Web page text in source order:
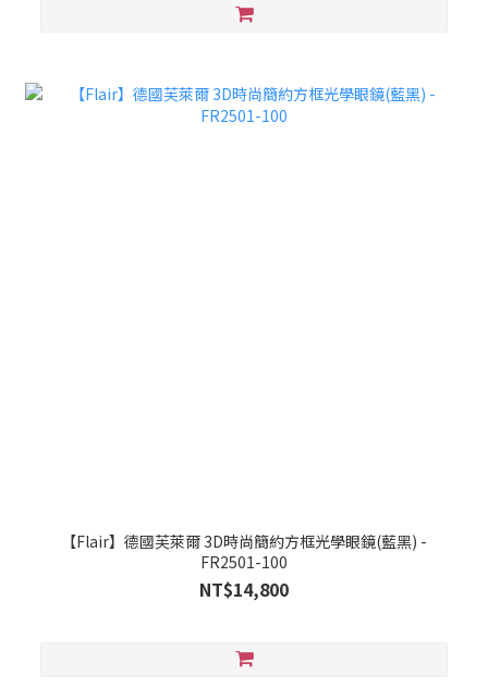
【Flair】德國芙萊爾 3D時尚簡約方框光學眼鏡(藍黑) -
FR2501-100
NT$14,800